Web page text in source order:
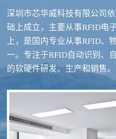
RFID酒类防伪系统方案
深圳市芯华威科技有限公司
础上成立，主要从事RFID电
上，是国内专业从事RFID、
一。专注于RFID自动识别、
的软硬件研发、生产和销售